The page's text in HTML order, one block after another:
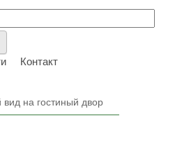
Контакт
на гостиный двор